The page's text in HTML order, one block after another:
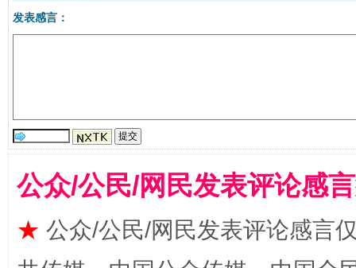
发表感言：
公众/公民/网民发表评论感
★ 公众/公民/网民发表评论感言